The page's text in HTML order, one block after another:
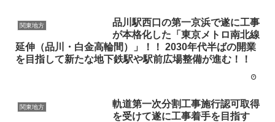
関東地方
品川駅西口の第一京浜で遂に工事
が本格化した「東京メトロ南北線
延伸（品川・白金高輪間）」！！ 2030年代半ばの開業
を目指して新たな地下鉄駅や駅前広場整備が進む！！
関東地方
軌道第一次分割工事施行認可取得
を受けて遂に工事着手を目指す